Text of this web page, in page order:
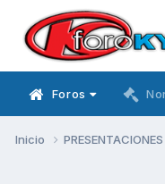
Foros
Inicio PRESENTACIONES